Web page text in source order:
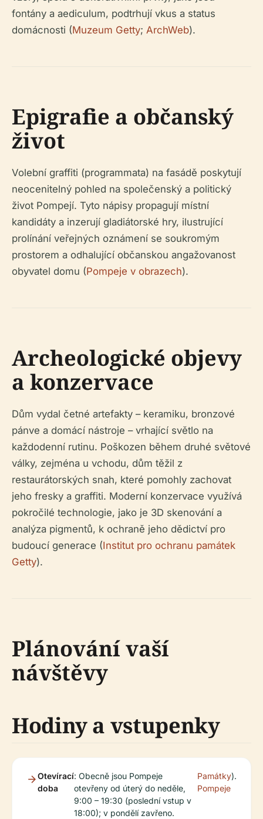
fontány a aediculum, podtrhují vkus a status
domácnosti (Muzeum Getty; ArchWeb).
Epigrafie a občanský
život
Volební graffiti (programmata) na fasádě poskytují
neocenitelný pohled na společenský a politický
život Pompejí. Tyto nápisy propagují místní
kandidáty a inzerují gladiátorské hry, ilustrující
prolínání veřejných oznámení se soukromým
prostorem a odhalující občanskou angažovanost
obyvatel domu (Pompeje v obrazech).
Archeologické objevy
a konzervace
Dům vydal četné artefakty – keramiku, bronzové
pánve a domácí nástroje – vrhající světlo na
každodenní rutinu. Poškozen během druhé světové
války, zejména u vchodu, dům těžil z
restaurátorských snah, které pomohly zachovat
jeho fresky a graffiti. Moderní konzervace využívá
pokročilé technologie, jako je 3D skenování a
analýza pigmentů, k ochraně jeho dědictví pro
budoucí generace (Institut pro ochranu památek
Getty).
Plánování vaší
návštěvy
Hodiny a vstupenky
Otevírací
doba
: Obecně jsou Pompeje
otevřeny od úterý do neděle,
9:00 – 19:30 (poslední vstup v
18:00); v pondělí zavřeno.
Památky
Pompeje
).